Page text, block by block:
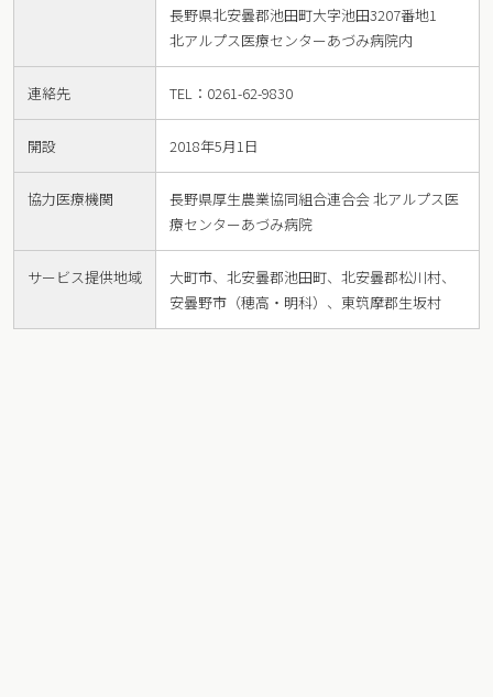
長野県北安曇郡池田町大字池田3207番地1
北アルプス医療センターあづみ病院内
連絡先 TEL：0261-62-9830
開設 2018年5月1日
協力医療機関
長野県厚生農業協同組合連合会 北アルプス医
療センターあづみ病院
サービス提供地域
大町市、北安曇郡池田町、北安曇郡松川村、
安曇野市（穂高・明科）、東筑摩郡生坂村